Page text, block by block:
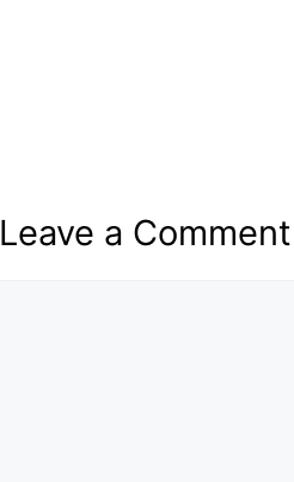
Leave a Comment